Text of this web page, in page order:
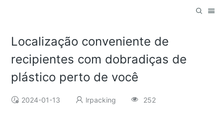
Localização conveniente de
recipientes com dobradiças de
plástico perto de você
2024-01-13 lrpacking 252